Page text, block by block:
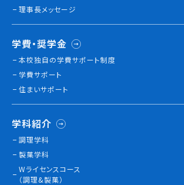
海外研修
施設・設備紹介
先生紹介
キャンパスライフ
学生カフェ営業インフォメーション
コックコート紹介
訪問者別
高校生の方へ
理事長メッセージ
学費・奨学金
本校独⾃の学費サポート制度
学費サポート
住まいサポート
学科紹介
調理学科
製菓学科
Wライセンスコース
（調理&製菓）